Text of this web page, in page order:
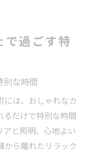
で過ごす特
別な時間
は、おしゃれなカ
るだけで特別な時間
アと照明、心地よい
から離れたリラック